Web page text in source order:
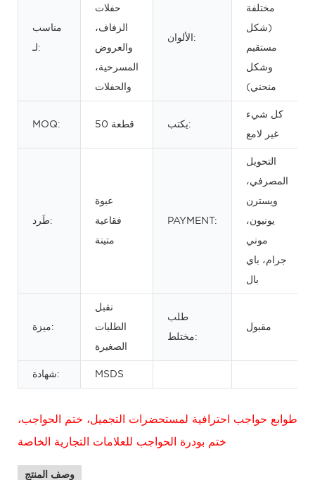
مناسب
لـ:
حفلات
الزفاف،
والعروض
المسرحية،
والحفلات
الألوان:
مختلفة
(شكل
مستقيم
وشكل
منحني)
MOQ: 50 قطعة يكتب:
كل شيء
غير لامع
طَرد:
عبوة
فقاعية
متينة
PAYMENT:
التحويل
المصرفي،
ويسترن
يونيون،
موني
جرام، باي
بال
ميزة:
نقبل
الطلبات
الصغيرة
طلب
مختلط:
مقبول
شهادة: MSDS
طوابع حواجب احترافية لمستحضرات التجميل، ختم الحواجب،
ختم بودرة الحواجب للعلامات التجارية الخاصة
وصف المنتج